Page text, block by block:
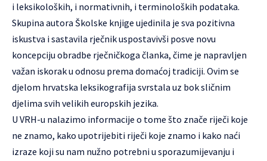
i leksikoloških, i normativnih, i terminoloških podataka.
Skupina autora Školske knjige ujedinila je sva pozitivna
iskustva i sastavila rječnik uspostavivši posve novu
koncepciju obradbe rječničkoga članka, čime je napravljen
važan iskorak u odnosu prema domaćoj tradiciji. Ovim se
djelom hrvatska leksikografija svrstala uz bok sličnim
djelima svih velikih europskih jezika.
U VRH-u nalazimo informacije o tome što znače riječi koje
ne znamo, kako upotrijebiti riječi koje znamo i kako naći
izraze koji su nam nužno potrebni u sporazumijevanju i